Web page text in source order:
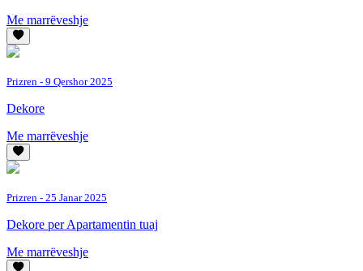
Me marrëveshje
Prizren - 9 Qershor 2025
Dekore
Me marrëveshje
Prizren - 25 Janar 2025
Dekore per Apartamentin tuaj
Me marrëveshje